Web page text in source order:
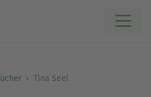
Tina Seel